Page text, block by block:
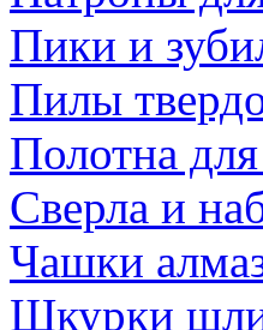
Пики и
Пилы
Полотна
Сверла и
Чашки
Шкурки